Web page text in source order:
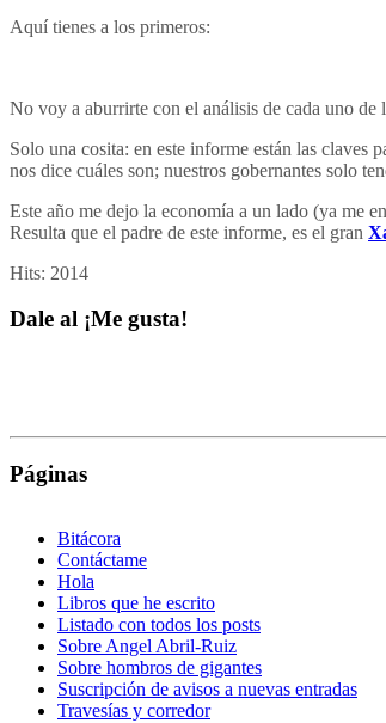
Aquí tienes a los primeros:
No voy a aburrirte con el análisis de cada uno
Solo una cosita: en este informe están las claves
nos dice cuáles son; nuestros gobernantes solo
Este año me dejo la economía a un lado (ya me
Resulta que el padre de este informe, es el gran
Hits: 2014
Dale al ¡Me gusta!
Páginas
Bitácora
Contáctame
Hola
Libros que he escrito
Listado con todos los posts
Sobre Angel Abril-Ruiz
Sobre hombros de gigantes
Suscripción de avisos a nuevas entradas
Travesías y corredor